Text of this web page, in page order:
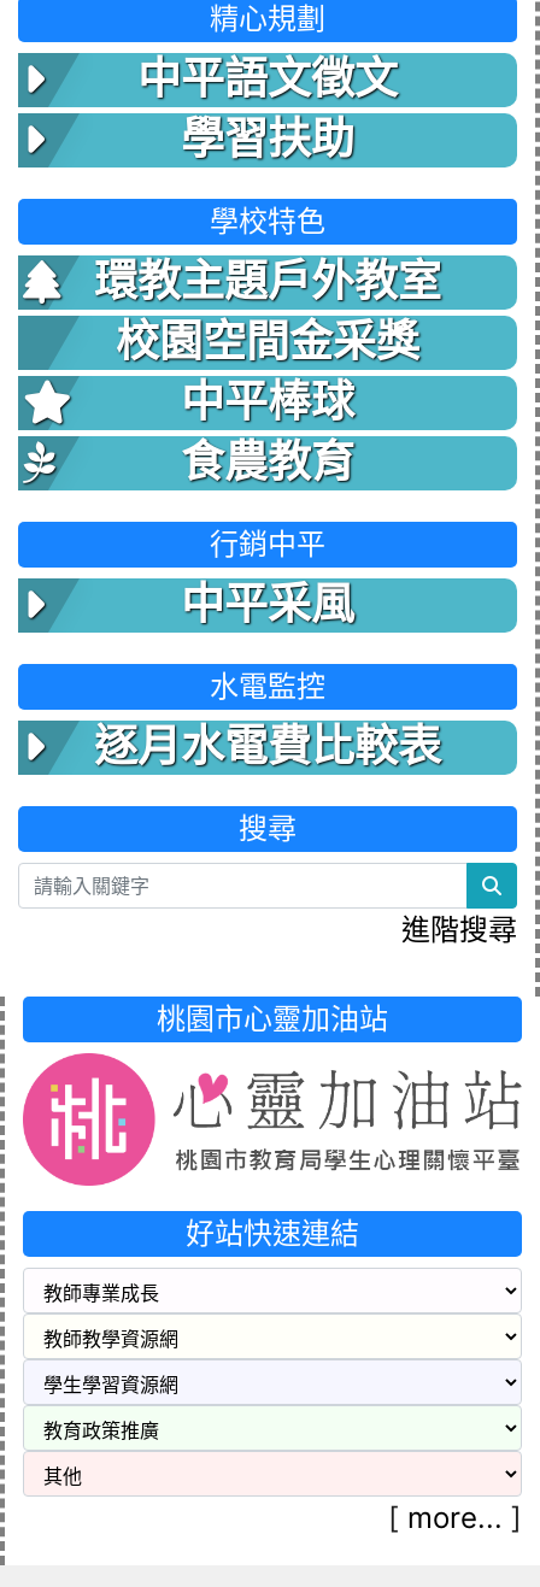
精心規劃
中平語文徵文
學習扶助
學校特色
環教主題戶外教室
校園空間金采獎
中平棒球
食農教育
行銷中平
中平采風
水電監控
逐月水電費比較表
搜尋
進階搜尋
桃園市心靈加油站
好站快速連結
[ more... ]